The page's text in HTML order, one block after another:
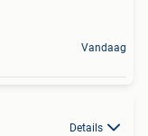
Vandaag
Details